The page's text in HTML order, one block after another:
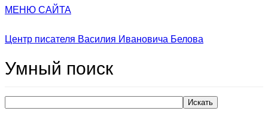
МЕНЮ САЙТА
Центр писателя Василия Ивановича Белова
Умный поиск
Искать